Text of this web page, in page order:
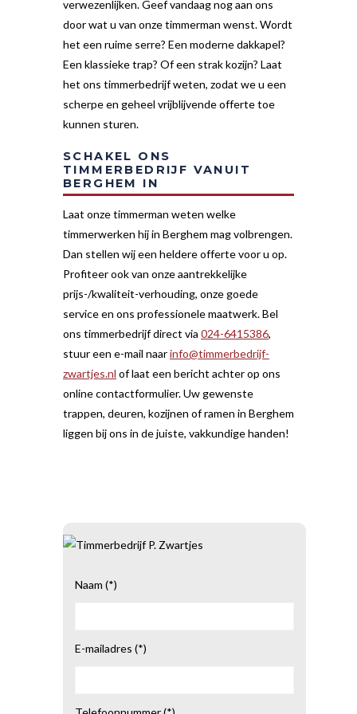
verwezenlijken. Geef vandaag nog aan ons
door wat u van onze timmerman wenst. Wordt
het een ruime serre? Een moderne dakkapel?
Een klassieke trap? Of een strak kozijn? Laat
het ons timmerbedrijf weten, zodat we u een
scherpe en geheel vrijblijvende offerte toe
kunnen sturen.
SCHAKEL ONS
TIMMERBEDRIJF VANUIT
BERGHEM IN
Laat onze timmerman weten welke
timmerwerken hij in Berghem mag volbrengen.
Dan stellen wij een heldere offerte voor u op.
Profiteer ook van onze aantrekkelijke
prijs-/kwaliteit-verhouding, onze goede
service en ons professionele maatwerk. Bel
ons timmerbedrijf direct via 024-6415386,
stuur een e-mail naarinfo@timmerbedrijf-
zwartjes.nl of laat een bericht achter op ons
online contactformulier. Uw gewenste
trappen, deuren, kozijnen of ramen in Berghem
liggen bij ons in de juiste, vakkundige handen!
Naam (*)
E-mailadres (*)